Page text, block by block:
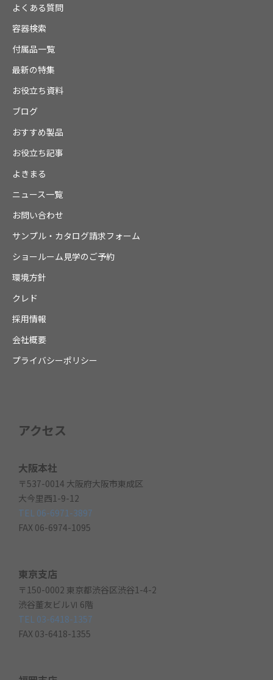
よくある質問
容器検索
付属品一覧
最新の特集
お役立ち資料
ブログ
おすすめ製品
お役立ち記事
よきまる
ニュース一覧
お問い合わせ
サンプル・カタログ請求フォーム
ショールーム見学のご予約
環境方針
クレド
採用情報
会社概要
プライバシーポリシー
アクセス
大阪本社
〒537-0014 大阪府大阪市東成区
大今里西1-9-12
TEL 06-6971-3897
FAX 06-6974-1095
東京支店
〒150-0002 東京都渋谷区渋谷1-4-2
渋谷董友ビルⅥ 6階
TEL 03-6418-1357
FAX 03-6418-1355